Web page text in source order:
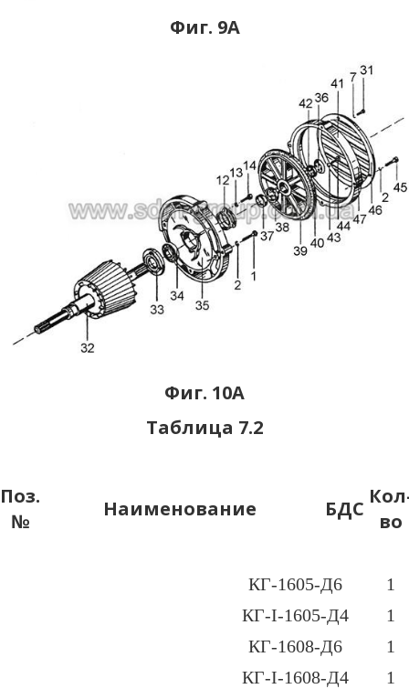
Фиг. 9А
Фиг. 10А
Таблица 7.2
Поз.
№
Наименование БДС
во
КГ-1605-Д6
1
КГ-І-1605-Д4
1
КГ-1608-Д6
1
КГ-І-1608-Д4
1